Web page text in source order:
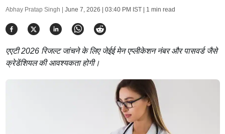
Abhay Pratap Singh | June 7, 2026 | 03:40 PM IST| 1 min read
एएटी 2026 रिजल्ट जांचने के लिए जेईई मेन एप्लीकेशन नंबर और पासवर्ड जैसे
क्रेडेंशियल की आवश्यकता होगी।